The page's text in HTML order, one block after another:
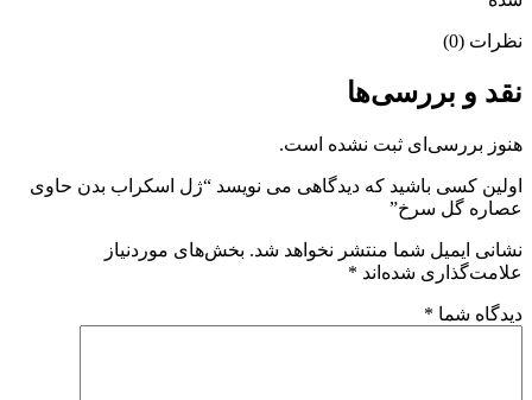
نظرات (0)
نقد و بررسی‌ها
هنوز بررسی‌ای ثبت نشده است.
اولین کسی باشید که دیدگاهی می نویسد “ژل اسکراب بدن حاوی
عصاره گل سرخ”
نشانی ایمیل شما منتشر نخواهد شد. بخش‌های موردنیاز
علامت‌گذاری شده‌اند *
دیدگاه شما *